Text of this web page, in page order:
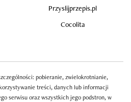
Przyslijprzepis.pl
Cocolita
pobieranie, zwielokrotnianie,
treści, danych lub informacji
serwisu oraz wszystkich jego podstron, w